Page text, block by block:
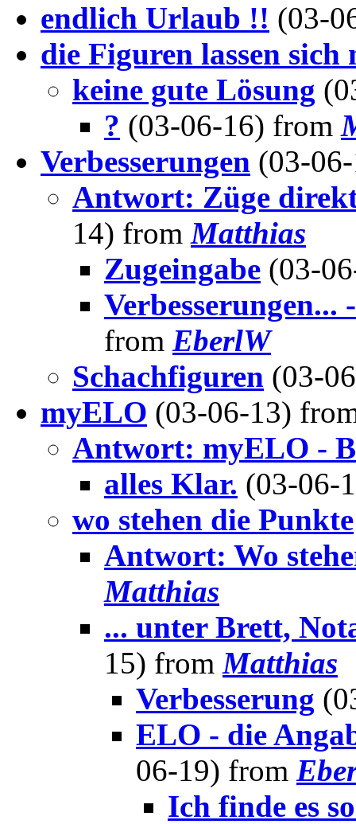
endlich Urlaub !! (03-
die Figuren lassen sich
keine gute Lösung
? (03-06-16) from
Verbesserungen (03-
Antwort: Züge
14) fromMatthias
Zugeingabe (03-
from EberlW
Schachfiguren (03-
myELO (03-06-13)
Antwort: myELO -
alles Klar. (03-06-
wo stehen die Punkte
Antwort: Wo
Matthias
... unter Brett,
15) fromMatthias
Verbesserung
ELO - die
06-19) from
Ich finde es